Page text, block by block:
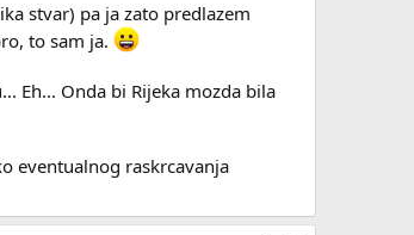
stvar) pa ja zato predlazem
to sam ja.
Eh... Onda bi Rijeka mozda bila
eventualnog raskrcavanja